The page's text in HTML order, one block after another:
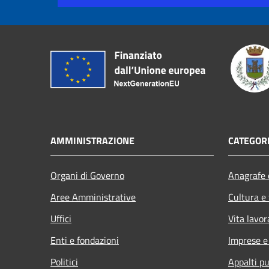
AMMINISTRAZIONE
Organi di Governo
Aree Amministrative
Uffici
Enti e fondazioni
Politici
Cultura
Vita
Imprese
Appalti